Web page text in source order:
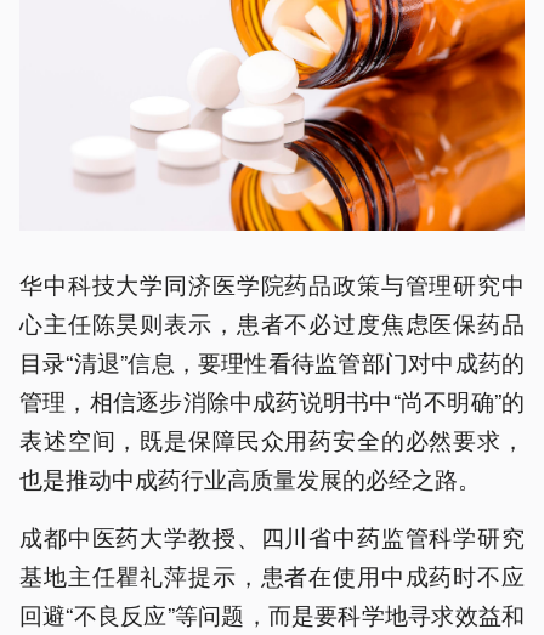
华中科技大学同济医学院药品政策与管理研究中
心主任陈昊则表示，患者不必过度焦虑医保药品
目录“清退”信息，要理性看待监管部门对中成药的
管理，相信逐步消除中成药说明书中“尚不明确”的
表述空间，既是保障民众用药安全的必然要求，
也是推动中成药行业高质量发展的必经之路。
成都中医药大学教授、四川省中药监管科学研究
基地主任瞿礼萍提示，患者在使用中成药时不应
回避“不良反应”等问题，而是要科学地寻求效益和